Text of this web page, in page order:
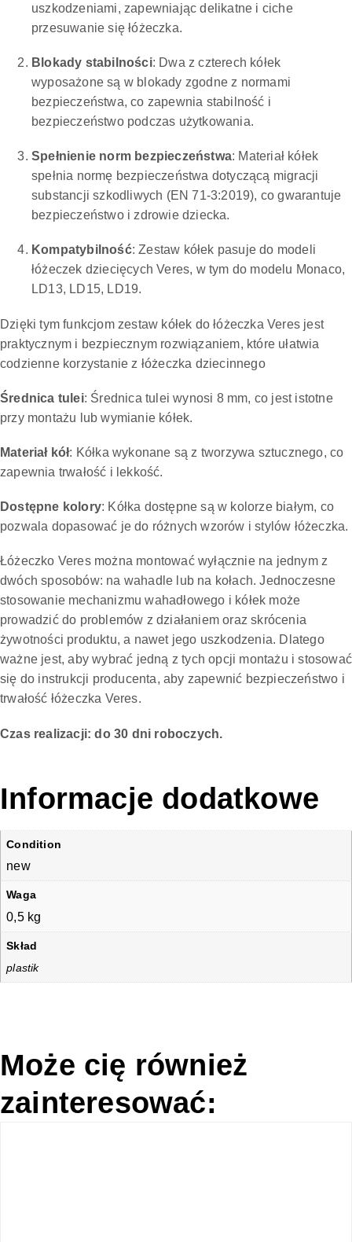
uszkodzeniami, zapewniając delikatne i ciche
przesuwanie się łóżeczka.
Blokady stabilności: Dwa z czterech kółek
wyposażone są w blokady zgodne z normami
bezpieczeństwa, co zapewnia stabilność i
bezpieczeństwo podczas użytkowania.
Spełnienie norm bezpieczeństwa: Materiał kółek
spełnia normę bezpieczeństwa dotyczącą migracji
substancji szkodliwych (EN 71-3:2019), co gwarantuje
bezpieczeństwo i zdrowie dziecka.
Kompatybilność: Zestaw kółek pasuje do modeli
łóżeczek dziecięcych Veres, w tym do modelu Monaco,
LD13, LD15, LD19.
Dzięki tym funkcjom zestaw kółek do łóżeczka Veres jest
praktycznym i bezpiecznym rozwiązaniem, które ułatwia
codzienne korzystanie z łóżeczka dziecinnego
Średnica tulei: Średnica tulei wynosi 8 mm, co jest istotne
przy montażu lub wymianie kółek.
Materiał kół: Kółka wykonane są z tworzywa sztucznego, co
zapewnia trwałość i lekkość.
Dostępne kolory: Kółka dostępne są w kolorze białym, co
pozwala dopasować je do różnych wzorów i stylów łóżeczka.
Łóżeczko Veres można montować wyłącznie na jednym z
dwóch sposobów: na wahadle lub na kołach. Jednoczesne
stosowanie mechanizmu wahadłowego i kółek może
prowadzić do problemów z działaniem oraz skrócenia
żywotności produktu, a nawet jego uszkodzenia. Dlatego
ważne jest, aby wybrać jedną z tych opcji montażu i stosować
się do instrukcji producenta, aby zapewnić bezpieczeństwo i
trwałość łóżeczka Veres.
Czas realizacji: do 30 dni roboczych.
Informacje dodatkowe
Condition
new
Waga
0,5 kg
Skład
plastik
Może cię również
zainteresować: